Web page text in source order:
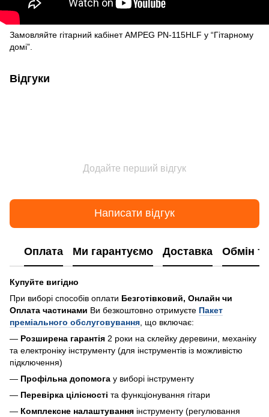
Замовляйте гітарний кабінет AMPEG PN-115HLF у “Гітарному
домі”.
Відгуки
Додайте перший відгук
Написати відгук
Оплата Ми гарантуємо Доставка Обмін
Купуйте вигідно
При виборі способів оплати Безготівковий, Онлайн чи
Оплата частинами Ви безкоштовно отримуєте Пакет
преміального обслуговування , що включає:
— Розширена гарантія 2 роки на склейку деревини, механіку
та електроніку інструменту (для інструментів із можливістю
підключення)
— Профільна допомога у виборі інструменту
— Перевірка цілісності та функціонування гітари
— Комплексне налаштування інструменту (регулювання